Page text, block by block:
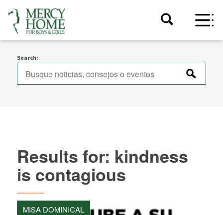
Search:
Results for: kindness
is contagious
MISA DOMINICAL